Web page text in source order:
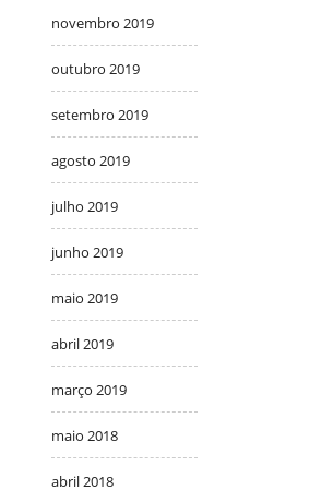
novembro 2019
outubro 2019
setembro 2019
agosto 2019
julho 2019
junho 2019
maio 2019
abril 2019
março 2019
maio 2018
abril 2018